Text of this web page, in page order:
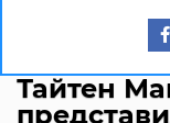
Тайтен